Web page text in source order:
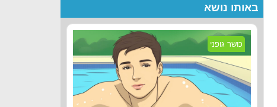
באותו נושא
כושר גופני